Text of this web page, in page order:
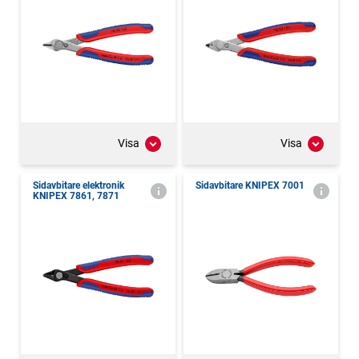
Visa Visa
Sidavbitare elektronik
KNIPEX 7861, 7871
Sidavbitare KNIPEX 7001